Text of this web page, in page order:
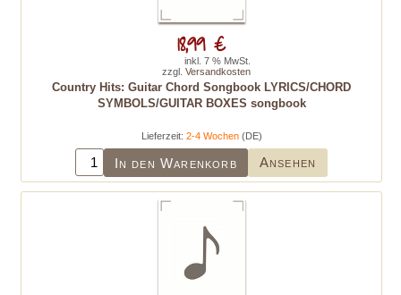
Country Hits: Guitar Chord Songbook LYRICS/CHORD
SYMBOLS/GUITAR BOXES songbook
Lieferzeit: 2-4 Wochen(DE)
In den Warenkorb Ansehen
18,99 €
inkl. 7 % MwSt.
zzgl. Versandkosten